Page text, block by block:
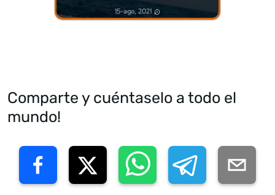
15-ago, 2021
Comparte y cuéntaselo a todo el
mundo!